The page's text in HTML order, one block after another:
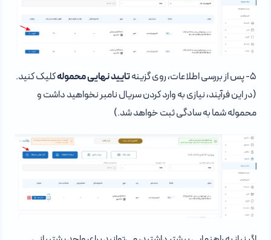
۵- پس از بررسی اطلاعات، روی گزینه تایید نهایی محمولهکلیک کنید.
(در این فرآیند، نیازی به وارد کردن سریال نامبر نخواهید داشت و
محموله شما به سادگی ثبت خواهد شد.)